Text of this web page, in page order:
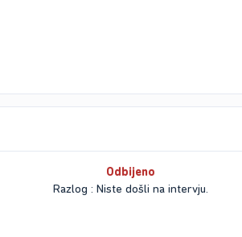
Odbijeno
Razlog : Niste došli na intervju.​